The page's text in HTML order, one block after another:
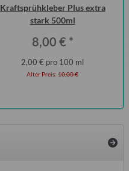
Kraftsprühkleber Plus extra
stark 500ml
8,00 € *
2,00 € pro 100 ml
Alter Preis: 10,00 €